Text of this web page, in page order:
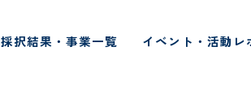
採択結果・事業一覧 イベント・活動レ